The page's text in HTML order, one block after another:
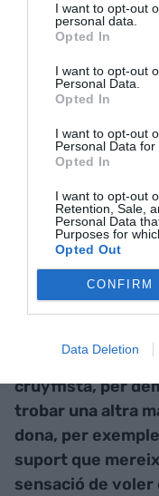
I want to opt-out
personal data.
Opted In
I want to opt-out
Personal Data.
Opted In
I want to opt-out
Personal Data for
Opted In
I want to opt-out
Retention, Sale,
Personal Data
Purposes for
Opted Out
CONFIRM
Data Deletion
Bartomeu, fins
gaire tot el que ha
"Veient
futbol al
noves el
milions"
Remuntem-nos
passes de la
l’efecte que es
tingués a veure
cruyffista, per
trobar una altra
dona, per
suport que
sensació de voler